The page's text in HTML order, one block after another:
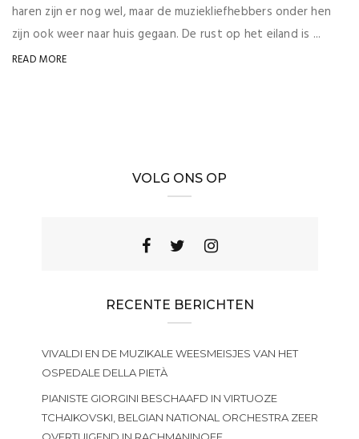
haren zijn er nog wel, maar de muziekliefhebbers onder hen
zijn ook weer naar huis gegaan. De rust op het eiland is ...
READ MORE
VOLG ONS OP
RECENTE BERICHTEN
VIVALDI EN DE MUZIKALE WEESMEISJES VAN HET
OSPEDALE DELLA PIETÀ
PIANISTE GIORGINI BESCHAAFD IN VIRTUOZE
TCHAIKOVSKI, BELGIAN NATIONAL ORCHESTRA ZEER
OVERTUIGEND IN RACHMANINOFF